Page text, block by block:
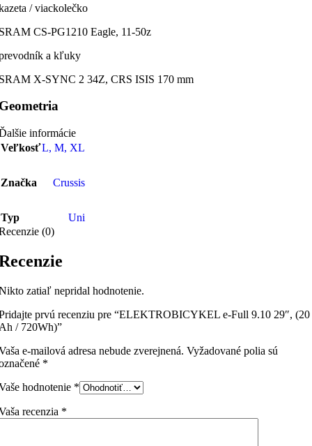
/ viackolečko
CS-PG1210 Eagle, 11-50z
a kľuky
X-SYNC 2 34Z, CRS ISIS 170 mm
informácie
VeľkosťL, M, XL
Značka Crussis
Typ
Uni
(0)
zatiaľ nepridal hodnotenie.
prvú recenziu pre “ELEKTROBICYKEL e-Full 9.10 29″, (20
/ 720Wh)”
e-mailová adresa nebude zverejnená. Vyžadované polia sú
*
hodnotenie *
recenzia *